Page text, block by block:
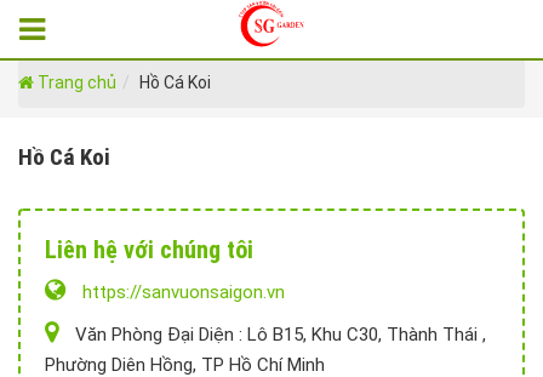
Trang chủ Hồ Cá Koi
Hồ Cá Koi
Liên hệ với chúng tôi
https://sanvuonsaigon.vn
Văn Phòng Đại Diện : Lô B15, Khu C30, Thành Thái ,
Phường Diên Hồng, TP Hồ Chí Minh